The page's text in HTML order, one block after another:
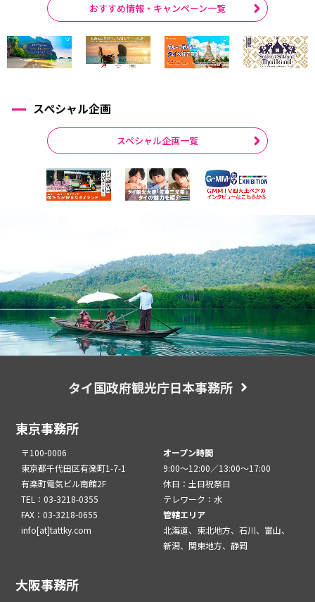
おすすめ情報・キャンペーン一覧
スペシャル企画
スペシャル企画一覧
タイ国政府観光庁日本事務所
東京事務所
〒100-0006
東京都千代田区有楽町1-7-1
有楽町電気ビル南館2F
TEL：03-3218-0355
FAX：03-3218-0655
info[at]tattky.com
オープン時間
9:00～12:00／13:00～17:00
休日：土日祝祭日
テレワーク：水
管轄エリア
北海道、東北地方、石川、富山、
新潟、関東地方、静岡
大阪事務所